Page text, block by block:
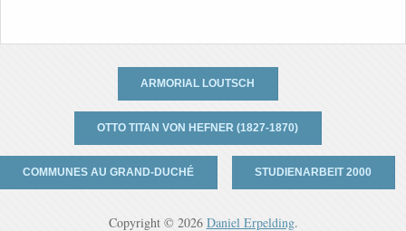
ARMORIAL LOUTSCH
OTTO TITAN VON HEFNER (1827-1870)
COMMUNES AU GRAND-DUCHÉ STUDIENARBEIT 2000
Copyright © 2026 Daniel Erpelding.